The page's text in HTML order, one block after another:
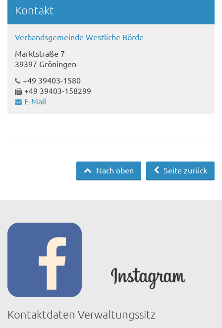
Kontakt
Verbandsgemeinde Westliche Börde
Marktstraße 7
39397 Gröningen
+49 39403-1580
+49 39403-158299
E-Mail
Seite zurück
Nach oben
Kontaktdaten Verwaltungssitz